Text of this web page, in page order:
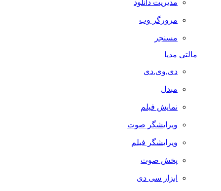
مدیریت دانلود
مرورگر وب
مسنجر
مالتی مدیا
دی.وی.دی
مبدل
نمایش فیلم
ویرایشگر صوت
ویرایشگر فیلم
پخش صوت
ابزار سی دی